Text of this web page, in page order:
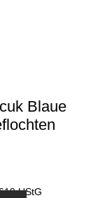
Blaue
UStG